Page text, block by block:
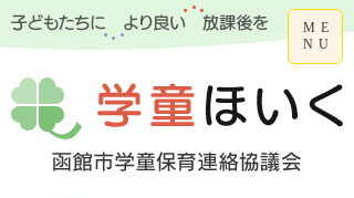
ME
NU